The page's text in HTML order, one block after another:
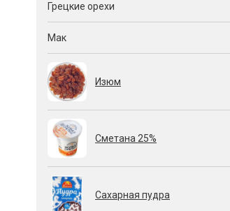
Грецкие орехи
Мак
Изюм
Сметана 25%
Сахарная пудра